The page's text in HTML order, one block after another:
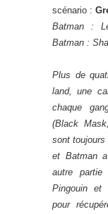
scénario :
Batman :
Batman :
Plus de
land, une
chaque
(Black
sont
et Batman
autre
Pingouin et
pour